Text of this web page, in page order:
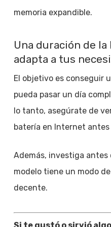
memoria expandible.
Una duración de
adapta a tus
El objetivo es conseguir
pueda pasar un día
lo tanto, asegúrate de
batería en Internet
Además, investiga antes
modelo tiene un modo
decente.